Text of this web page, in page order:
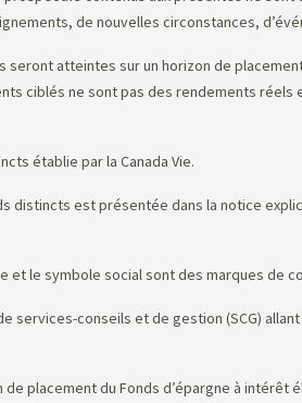
de nouvelles circonstances,
atteintes sur un horizon de
ciblés ne sont pas des rendements
établie par la Canada Vie.
distincts est présentée dans la notice
le symbole social sont des marques de
conseils et de gestion (SCG)
placement du Fonds d’épargne à